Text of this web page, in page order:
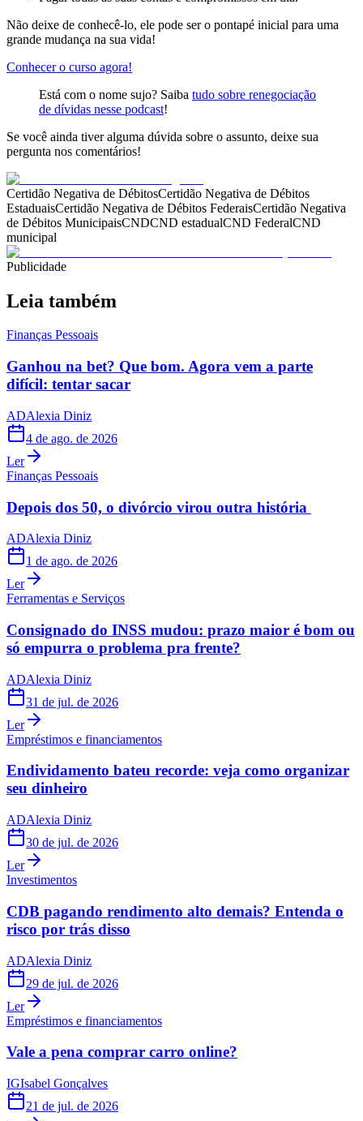
Não deixe de conhecê-lo, ele pode ser o pontapé inicial para uma
grande mudança na sua vida!
Conhecer o curso agora!
Está com o nome sujo? Saiba tudo sobre renegociação
de dívidas nesse podcast!
Se você ainda tiver alguma dúvida sobre o assunto, deixe sua
pergunta nos comentários!
Certidão Negativa de DébitosCertidão Negativa de Débitos
EstaduaisCertidão Negativa de Débitos FederaisCertidão Negativa
de Débitos MunicipaisCNDCND estadualCND FederalCND
municipal
Publicidade
Leia também
Finanças Pessoais
Ganhou na bet? Que bom. Agora vem a parte
difícil: tentar sacar
ADAlexia Diniz
4 de ago. de 2026
Ler
Finanças Pessoais
Depois dos 50, o divórcio virou outra história
ADAlexia Diniz
1 de ago. de 2026
Ler
Ferramentas e Serviços
Consignado do INSS mudou: prazo maior é bom ou
só empurra o problema pra frente?
ADAlexia Diniz
31 de jul. de 2026
Ler
Empréstimos e financiamentos
Endividamento bateu recorde: veja como organizar
seu dinheiro
ADAlexia Diniz
30 de jul. de 2026
Ler
Investimentos
CDB pagando rendimento alto demais? Entenda o
risco por trás disso
ADAlexia Diniz
29 de jul. de 2026
Ler
Empréstimos e financiamentos
Vale a pena comprar carro online?
IGIsabel Gonçalves
21 de jul. de 2026